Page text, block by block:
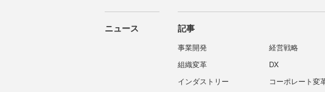
ニュース 記事
事業開発
経営戦略
組織変革
DX
インダストリー
コーポレート変